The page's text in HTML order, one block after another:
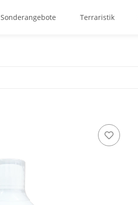
Sonderangebote Terraristik